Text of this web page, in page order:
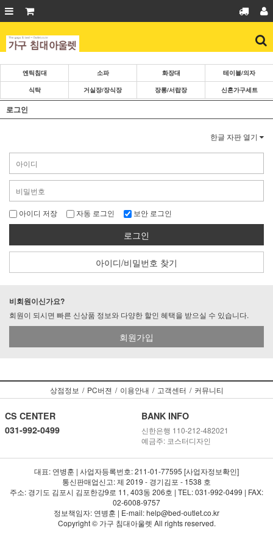
엔틱침대 소파 화장대
테이블/의자
식탁
거실장/장식장 장롱/서랍장 신혼가구세트
로그인
한글 자판 열기
아이디 저장 자동 로그인 보안 로그인
로그인
아이디/비밀번호 찾기
비회원이신가요?
회원이 되시면 빠른 신상품 정보와 다양한 할인 혜택을 받으실 수 있습니다.
회원가입
상점정보 / PC버젼 / 이용안내 / 고객센터 / 커뮤니티
CS CENTER
031-992-0499
BANK INFO
신한은행 110-212-482021
예금주: 코스터디자인
대표: 연병훈 | 사업자등록번호: 211-01-77595 [사업자정보확인]
통신판매업신고: 제 2019 - 경기김포 - 1538 호
주소: 경기도 김포시 김포한강9로 11, 403동 206호 | TEL: 031-992-0499 | FAX:
02-6008-9757
정보책임자: 연병훈 | E-mail: help@bed-outlet.co.kr
Copyright © 가구 침대아울렛 All rights reserved.